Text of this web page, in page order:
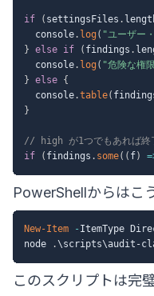
if ( settingsFiles .
  console
. log ( "ユーザー
} else if ( findings .
  console
. log ( "危険な権
} else {
  console
.table(
}
// high が1つでもあれば終
if
( findings . some( ( f)
PowerShellからはこ
New-Item - ItemType
node
.\scripts\audit-
このスクリプトは完